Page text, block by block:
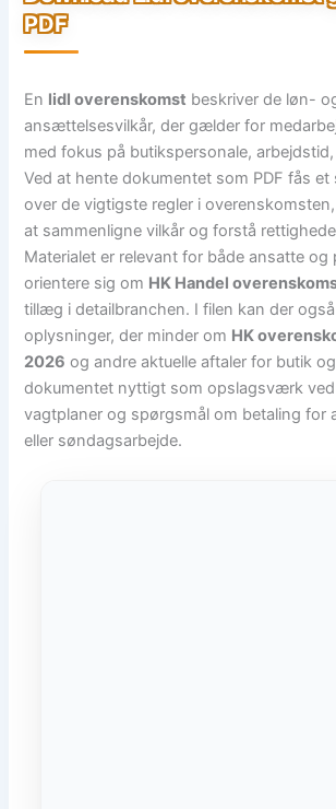
PDF
En lidl overenskomst beskriver de løn-
ansættelsesvilkår, der gælder for
med fokus på butikspersonale,
Ved at hente dokumentet som PDF fås et
over de vigtigste regler i
at sammenligne vilkår og forstå
Materialet er relevant for både ansatte og
orientere sig om HK Handel
tillæg i detailbranchen. I filen kan der
oplysninger, der minder om HK
2026 og andre aktuelle aftaler for butik
dokumentet nyttigt som opslagsværk
vagtplaner og spørgsmål om betaling for
eller søndagsarbejde.